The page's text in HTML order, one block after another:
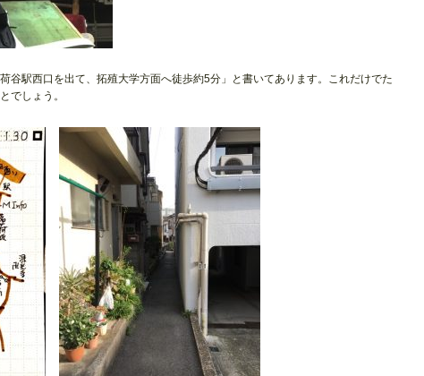
谷駅西口を出て、拓殖大学方面へ徒歩約5分」と書いてあります。これだけでた
でしょう。